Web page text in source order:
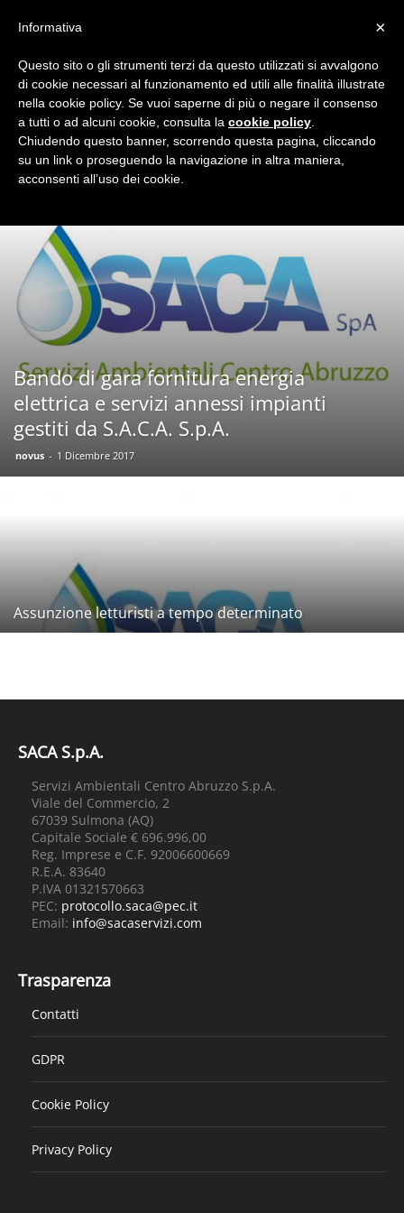
Home Archivio Gare
Bando di gara fornitura energia
elettrica e servizi annessi impianti
gestiti da S.A.C.A. S.p.A.
novus - 1 Dicembre 2017
Assunzione letturisti a tempo determinato
SACA S.p.A.
Servizi Ambientali Centro Abruzzo S.p.A.
Viale del Commercio, 2
67039 Sulmona (AQ)
Capitale Sociale € 696.996,00
Reg. Imprese e C.F. 92006600669
R.E.A. 83640
P.IVA 01321570663
PEC: protocollo.saca@pec.it
Email: info@sacaservizi.com
Trasparenza
Contatti
GDPR
Cookie Policy
Privacy Policy
×
Informativa
Questo sito o gli strumenti terzi da questo utilizzati si avvalgono
di cookie necessari al funzionamento ed utili alle finalità illustrate
nella cookie policy. Se vuoi saperne di più o negare il consenso
a tutti o ad alcuni cookie, consulta la cookie policy
Chiudendo questo banner, scorrendo questa pagina, cliccando
su un link o proseguendo la navigazione in altra maniera,
acconsenti all’uso dei cookie.